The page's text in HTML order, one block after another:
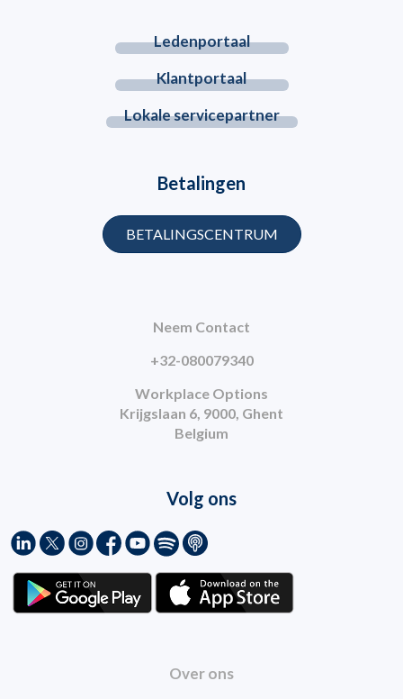
Over ons
Ledenportaal
Klantportaal
Lokale servicepartner
Neem Contact
+32-080079340
Workplace Options
Krijgslaan 6, 9000, Ghent
Belgium
Betalingen
BETALINGSCENTRUM
Volg ons